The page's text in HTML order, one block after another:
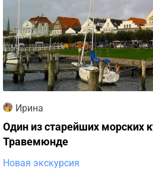
Ирина
Один из старейших морских
Травемюнде
Новая экскурсия